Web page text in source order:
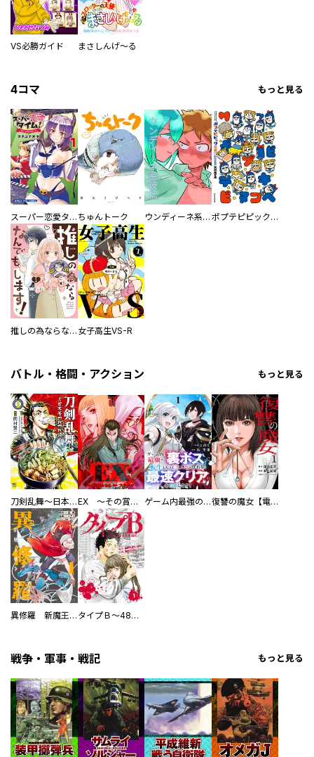
VS必勝ガイド まさしんげ～る
4コマ もっと見る
スーパー恋愛タイム！～現場でドＳな彼女は自宅でデレる～ ちゅんトーク ウンディーネ系彼氏 ポプテピピック SEASON EIGHT
推しの為ならなんでもします！ 女子高生VS-R
バトル・格闘・アクション もっと見る
刀剣乱舞～日本号つれづれ酒～ EX ～その賞金稼ぎは、世界の出口を探す～【単行本版】 ゲーム内最強の『裏ボス』に転生したので、主人公の代わりに最速クリアを目指します！【電子単行本版】 復讐の魔女【電子単行本版】
異修羅 新魔王戦争 タイプＢ～48時間後、致死率100％～【単話】
戦争・軍事・戦記 もっと見る